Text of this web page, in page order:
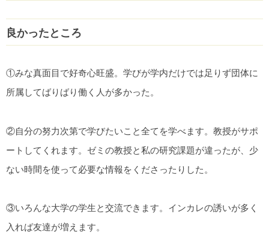
良かったところ
①みな真面目で好奇心旺盛。学びが学内だけでは足りず団体に
所属してばりばり働く人が多かった。
②自分の努力次第で学びたいこと全てを学べます。教授がサポ
ートしてくれます。ゼミの教授と私の研究課題が違ったが、少
ない時間を使って必要な情報をくださったりした。
③いろんな大学の学生と交流できます。インカレの誘いが多く
入れば友達が増えます。